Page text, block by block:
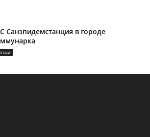
Санэпидемстанция в городе